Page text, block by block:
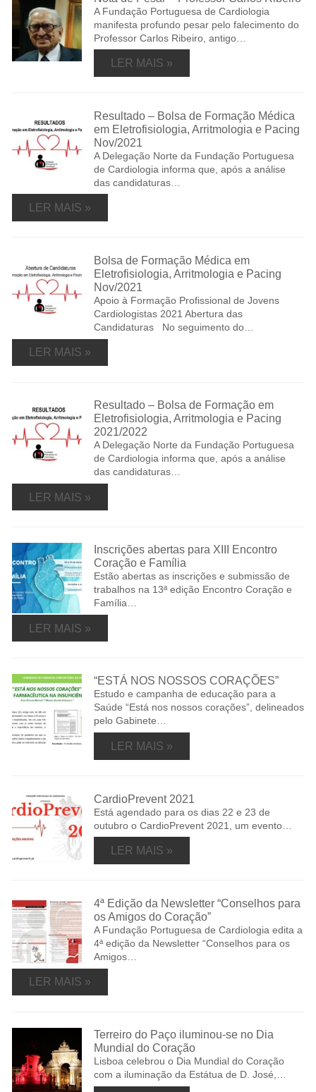
A Fundação Portuguesa de Cardiologia
manifesta profundo pesar pelo falecimento do
Professor Carlos Ribeiro, antigo…
LER MAIS »
Resultado – Bolsa de Formação Médica
em Eletrofisiologia, Arritmologia e Pacing
Nov/2021
A Delegação Norte da Fundação Portuguesa
de Cardiologia informa que, após a análise
das candidaturas…
LER MAIS »
Bolsa de Formação Médica em
Eletrofisiologia, Arritmologia e Pacing
Nov/2021
Apoio à Formação Profissional de Jovens
Cardiologistas 2021 Abertura das
Candidaturas No seguimento do…
LER MAIS »
Resultado – Bolsa de Formação em
Eletrofisiologia, Arritmologia e Pacing
2021/2022
A Delegação Norte da Fundação Portuguesa
de Cardiologia informa que, após a análise
das candidaturas…
LER MAIS »
Inscrições abertas para XIII Encontro
Coração e Família
Estão abertas as inscrições e submissão de
trabalhos na 13ª edição Encontro Coração e
Família…
LER MAIS »
“ESTÁ NOS NOSSOS CORAÇÕES”
Estudo e campanha de educação para a
Saúde “Está nos nossos corações”, delineados
pelo Gabinete…
LER MAIS »
CardioPrevent 2021
Está agendado para os dias 22 e 23 de
outubro o CardioPrevent 2021, um evento…
LER MAIS »
4ª Edição da Newsletter “Conselhos para
os Amigos do Coração”
A Fundação Portuguesa de Cardiologia edita a
4ª edição da Newsletter “Conselhos para os
Amigos…
LER MAIS »
Terreiro do Paço iluminou-se no Dia
Mundial do Coração
Lisboa celebrou o Dia Mundial do Coração
com a iluminação da Estátua de D. José,…